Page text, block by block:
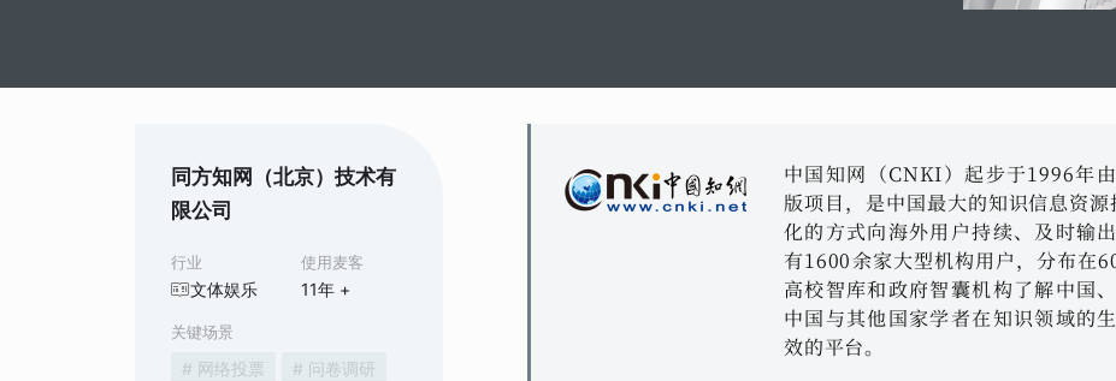
同方知网（北京）技术有
限公司
行业
文体娱乐
使用麦客
11年 +
关键场景
# 网络投票
# 问卷调研
中国知网（CNKI）起步于1996年
版项目，是中国最大的知识信息资
化的方式向海外用户持续、及时输
有1600余家大型机构用户，分布在
高校智库和政府智囊机构了解中国
中国与其他国家学者在知识领域的
效的平台。